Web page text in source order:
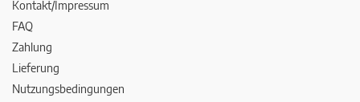
Kontakt/Impressum
FAQ
Zahlung
Lieferung
Nutzungsbedingungen